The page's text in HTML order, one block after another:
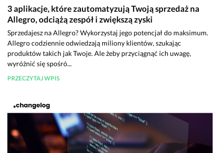
3 aplikacje, które zautomatyzują Twoją sprzedaż na
Allegro, odciążą zespół i zwiększą zyski
Sprzedajesz na Allegro? Wykorzystaj jego potencjał do maksimum.
Allegro codziennie odwiedzają miliony klientów, szukając
produktów takich jak Twoje. Ale żeby przyciągnąć ich uwagę,
wyróżnić się spośró...
PRZECZYTAJ WPIS